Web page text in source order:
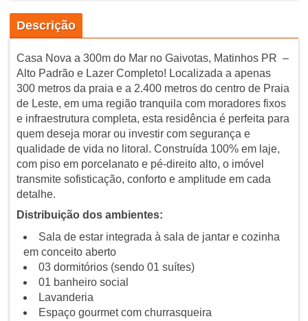
Descrição
Casa Nova a 300m do Mar no Gaivotas, Matinhos PR –
Alto Padrão e Lazer Completo! Localizada a apenas
300 metros da praia e a 2.400 metros do centro de Praia
de Leste, em uma região tranquila com moradores fixos
e infraestrutura completa, esta residência é perfeita para
quem deseja morar ou investir com segurança e
qualidade de vida no litoral. Construída 100% em laje,
com piso em porcelanato e pé-direito alto, o imóvel
transmite sofisticação, conforto e amplitude em cada
detalhe.
Distribuição dos ambientes:
Sala de estar integrada à sala de jantar e cozinha
em conceito aberto
03 dormitórios (sendo 01 suítes)
01 banheiro social
Lavanderia
Espaço gourmet com churrasqueira